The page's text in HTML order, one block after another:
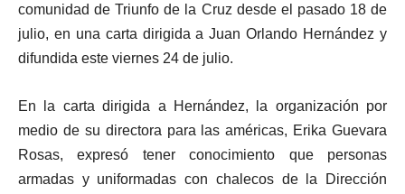
comunidad de Triunfo de la Cruz desde el pasado 18 de
julio, en una carta dirigida a Juan Orlando Hernández y
difundida este viernes 24 de julio.
En la carta dirigida a Hernández, la organización por
medio de su directora para las américas, Erika Guevara
Rosas, expresó tener conocimiento que personas
armadas y uniformadas con chalecos de la Dirección